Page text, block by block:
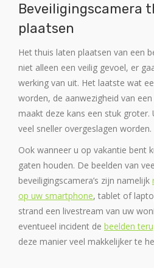
Beveiligingscamera
plaatsen
Het thuis laten plaatsen van een
niet alleen een veilig gevoel, er
werking van uit. Het laatste wat
worden, de aanwezigheid van
maakt deze kans een stuk
veel sneller overgeslagen worden.
Ook wanneer u op vakantie bent
gaten houden. De beelden van
beveiligingscamera’s zijn namelijk
op uw smartphone, tablet of
strand een livestream van uw
eventueel incident de beelden
deze manier veel makkelijker te